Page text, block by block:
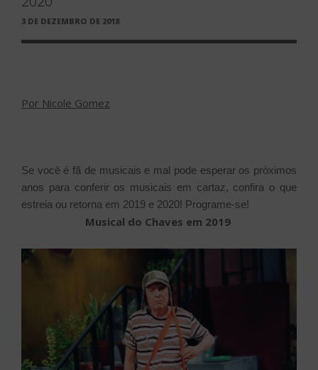
PUBLICADO
3 DE DEZEMBRO DE 2018
Por Nicole Gomez
Se você é fã de musicais e mal pode esperar os próximos
anos para conferir os musicais em cartaz, confira o que
estreia ou retorna em 2019 e 2020! Programe-se!
Musical do Chaves em 2019